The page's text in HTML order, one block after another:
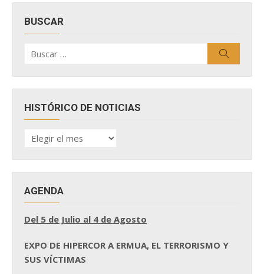
BUSCAR
por:
HISTÓRICO DE NOTICIAS
HISTÓRICO
DE
AGENDA
Del 5 de Julio al 4 de Agosto
EXPO DE HIPERCOR A ERMUA, EL TERRORISMO Y
SUS VÍCTIMAS